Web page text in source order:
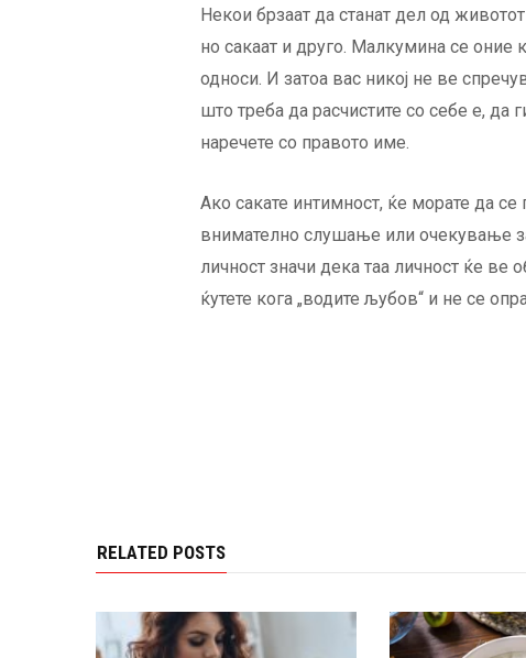
Некои брзаат да станат дел од
но сакаат и друго. Малкумина се
односи. И затоа вас никој не ве
што треба да расчистите со себе е, да
наречете со правото име.
Ако сакате интимност, ќе морате да се
внимателно слушање или очекување
личност значи дека таа личност ќе
ќутете кога „водите љубов“ и не се
RELATED POSTS